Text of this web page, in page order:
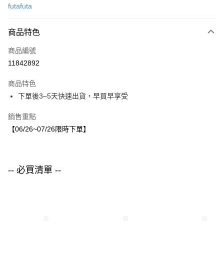
Apple Pay
街口支付
運送方式
每筆NT$80，滿NT$1,500(含以上)免運費
宅配
futafuta
商品特色
商品編號
11842892
商品特色
下單後3–5天快速出貨，早買早享受
銷售重點
【06/26~07/26限時下單】
-- 必買清單 --